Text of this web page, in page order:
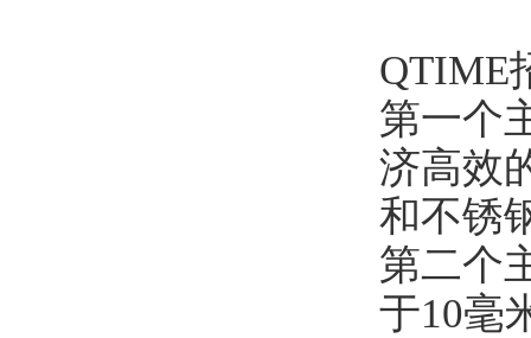
QTIME
第一个
济高效
和不锈
第二个
于10毫